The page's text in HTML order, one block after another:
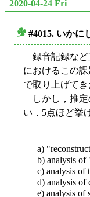
2020-04-24 Fri
#4015. いかに
録音記録など
におけるこの
で取り上げてき
しかし，推定
い．5点ほど挙
a)
b) analysis of
c) analysis of
d) analysis of
e) analysis of